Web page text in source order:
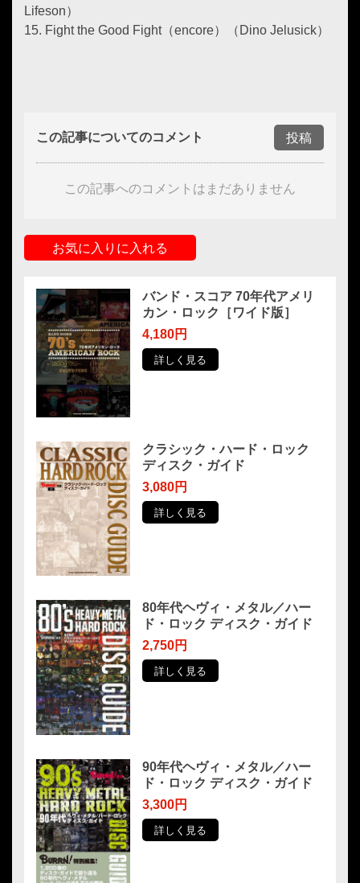
Lifeson）
15. Fight the Good Fight（encore）（Dino Jelusick）
この記事についてのコメント 投稿
この記事へのコメントはまだありません
お気に入りに入れる
バンド・スコア 70年代アメリ
カン・ロック［ワイド版］
4,180円
詳しく見る
クラシック・ハード・ロック
ディスク・ガイド
3,080円
詳しく見る
80年代ヘヴィ・メタル／ハー
ド・ロック ディスク・ガイド
2,750円
詳しく見る
90年代ヘヴィ・メタル／ハー
ド・ロック ディスク・ガイド
3,300円
詳しく見る